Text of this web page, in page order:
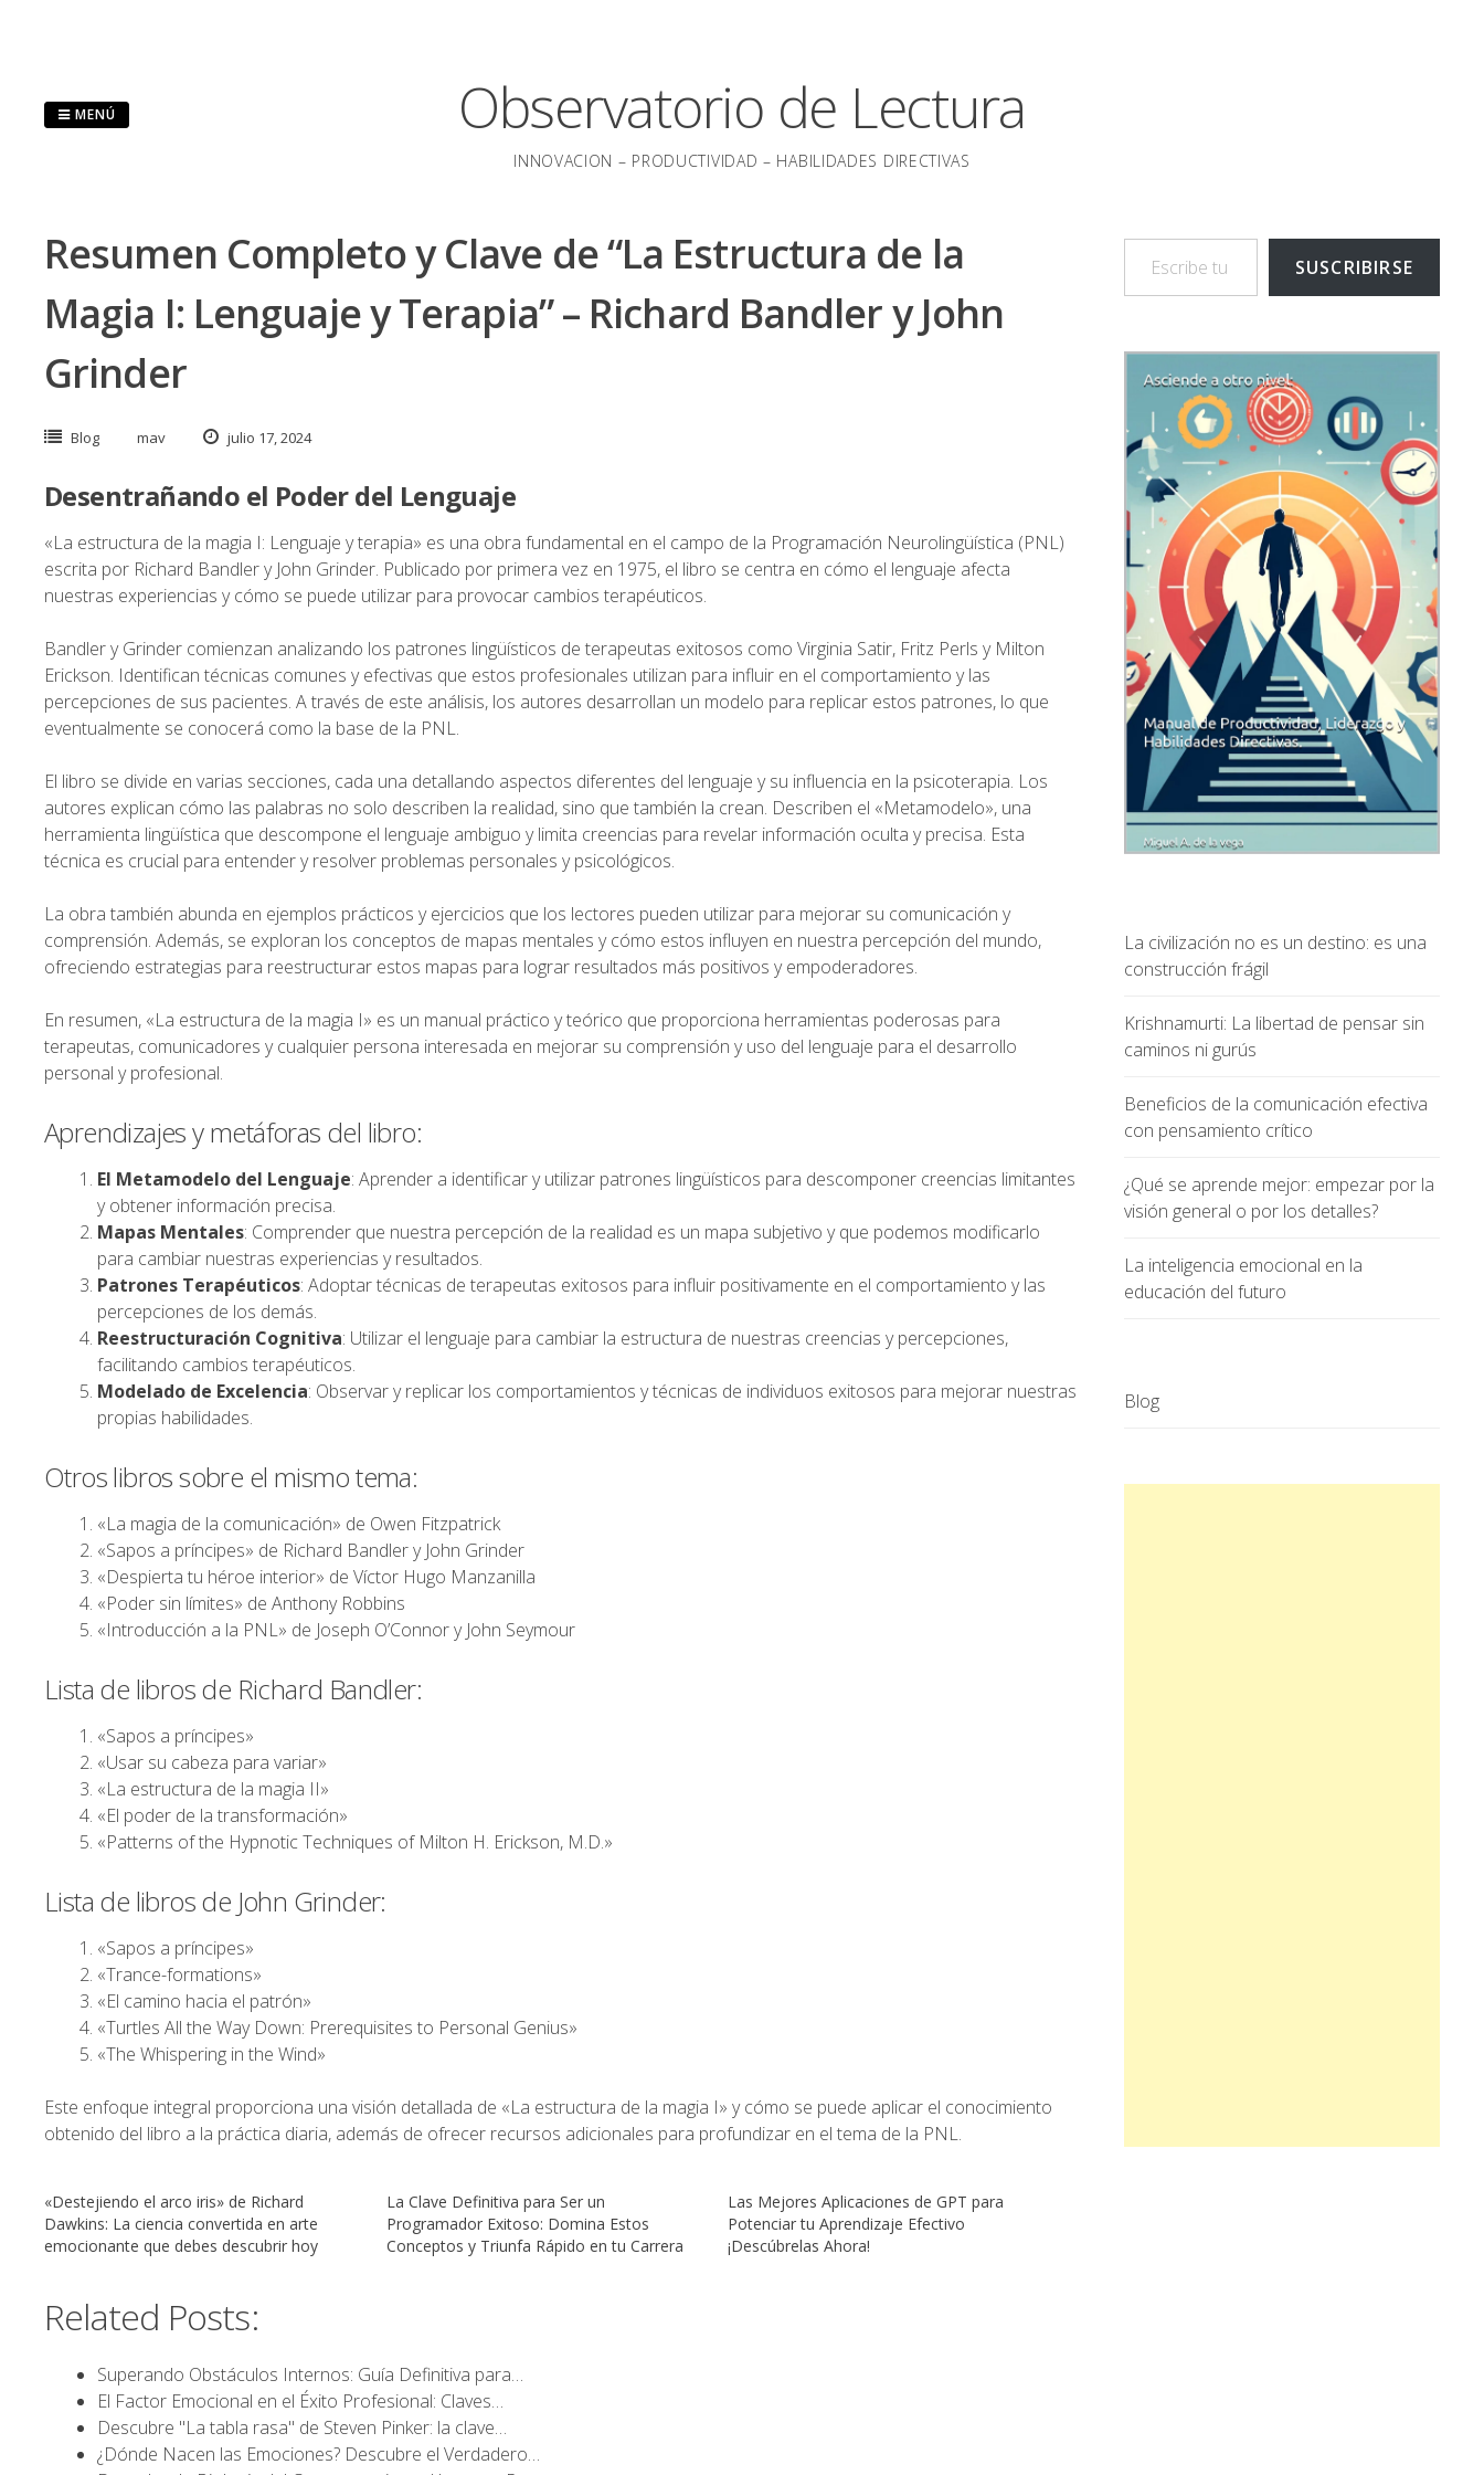
Observatorio de Lectura
INNOVACION – PRODUCTIVIDAD – HABILIDADES DIRECTIVAS
MENÚ
Resumen Completo y Clave de “La Estructura de la
Magia I: Lenguaje y Terapia” – Richard Bandler y John
Grinder
Blog mav julio 17, 2024
Desentrañando el Poder del Lenguaje
«La estructura de la magia I: Lenguaje y terapia» es una obra fundamental en el campo de la Programación Neurolingüística (PNL)
escrita por Richard Bandler y John Grinder. Publicado por primera vez en 1975, el libro se centra en cómo el lenguaje afecta
nuestras experiencias y cómo se puede utilizar para provocar cambios terapéuticos.
Bandler y Grinder comienzan analizando los patrones lingüísticos de terapeutas exitosos como Virginia Satir, Fritz Perls y Milton
Erickson. Identifican técnicas comunes y efectivas que estos profesionales utilizan para influir en el comportamiento y las
percepciones de sus pacientes. A través de este análisis, los autores desarrollan un modelo para replicar estos patrones, lo que
eventualmente se conocerá como la base de la PNL.
El libro se divide en varias secciones, cada una detallando aspectos diferentes del lenguaje y su influencia en la psicoterapia. Los
autores explican cómo las palabras no solo describen la realidad, sino que también la crean. Describen el «Metamodelo», una
herramienta lingüística que descompone el lenguaje ambiguo y limita creencias para revelar información oculta y precisa. Esta
técnica es crucial para entender y resolver problemas personales y psicológicos.
La obra también abunda en ejemplos prácticos y ejercicios que los lectores pueden utilizar para mejorar su comunicación y
comprensión. Además, se exploran los conceptos de mapas mentales y cómo estos influyen en nuestra percepción del mundo,
ofreciendo estrategias para reestructurar estos mapas para lograr resultados más positivos y empoderadores.
En resumen, «La estructura de la magia I» es un manual práctico y teórico que proporciona herramientas poderosas para
terapeutas, comunicadores y cualquier persona interesada en mejorar su comprensión y uso del lenguaje para el desarrollo
personal y profesional.
Aprendizajes y metáforas del libro:
El Metamodelo del Lenguaje: Aprender a identificar y utilizar patrones lingüísticos para descomponer creencias limitantes
y obtener información precisa.
Mapas Mentales: Comprender que nuestra percepción de la realidad es un mapa subjetivo y que podemos modificarlo
para cambiar nuestras experiencias y resultados.
Patrones Terapéuticos: Adoptar técnicas de terapeutas exitosos para influir positivamente en el comportamiento y las
percepciones de los demás.
Reestructuración Cognitiva: Utilizar el lenguaje para cambiar la estructura de nuestras creencias y percepciones,
facilitando cambios terapéuticos.
Modelado de Excelencia: Observar y replicar los comportamientos y técnicas de individuos exitosos para mejorar nuestras
propias habilidades.
Otros libros sobre el mismo tema:
«La magia de la comunicación» de Owen Fitzpatrick
«Sapos a príncipes» de Richard Bandler y John Grinder
«Despierta tu héroe interior» de Víctor Hugo Manzanilla
«Poder sin límites» de Anthony Robbins
«Introducción a la PNL» de Joseph O’Connor y John Seymour
Lista de libros de Richard Bandler:
«Sapos a príncipes»
«Usar su cabeza para variar»
«La estructura de la magia II»
«El poder de la transformación»
«Patterns of the Hypnotic Techniques of Milton H. Erickson, M.D.»
Lista de libros de John Grinder:
«Sapos a príncipes»
«Trance-formations»
«El camino hacia el patrón»
«Turtles All the Way Down: Prerequisites to Personal Genius»
«The Whispering in the Wind»
Este enfoque integral proporciona una visión detallada de «La estructura de la magia I» y cómo se puede aplicar el conocimiento
obtenido del libro a la práctica diaria, además de ofrecer recursos adicionales para profundizar en el tema de la PNL.
«Destejiendo el arco iris» de Richard
Dawkins: La ciencia convertida en arte
emocionante que debes descubrir hoy
La Clave Definitiva para Ser un
Programador Exitoso: Domina Estos
Conceptos y Triunfa Rápido en tu Carrera
Las Mejores Aplicaciones de GPT para
Potenciar tu Aprendizaje Efectivo
¡Descúbrelas Ahora!
Related Posts:
Superando Obstáculos Internos: Guía Definitiva para…
El Factor Emocional en el Éxito Profesional: Claves…
Descubre "La tabla rasa" de Steven Pinker: la clave…
¿Dónde Nacen las Emociones? Descubre el Verdadero…
Escribe tu correo electrónico…
SUSCRIBIRSE
La civilización no es un destino: es una
construcción frágil
Krishnamurti: La libertad de pensar sin
caminos ni gurús
Beneficios de la comunicación efectiva
con pensamiento crítico
¿Qué se aprende mejor: empezar por la
visión general o por los detalles?
La inteligencia emocional en la
educación del futuro
Blog